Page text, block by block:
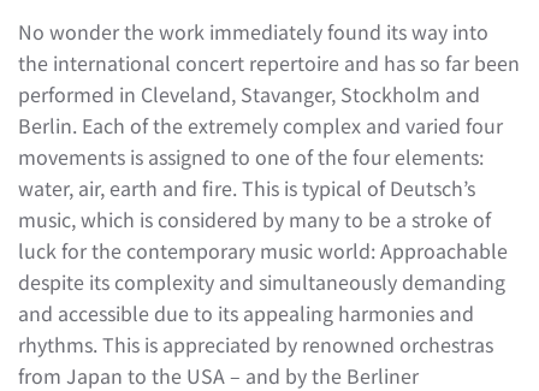
No wonder the work immediately found its way into
the international concert repertoire and has so far been
performed in Cleveland, Stavanger, Stockholm and
Berlin. Each of the extremely complex and varied four
movements is assigned to one of the four elements:
water, air, earth and fire. This is typical of Deutsch’s
music, which is considered by many to be a stroke of
luck for the contemporary music world: Approachable
despite its complexity and simultaneously demanding
and accessible due to its appealing harmonies and
rhythms. This is appreciated by renowned orchestras
from Japan to the USA – and by the Berliner